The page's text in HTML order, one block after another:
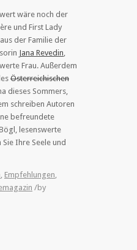
wäre noch der
und First Lady
der Familie der
Jana Revedin
Frau. Außerdem
Österreichischen
dieses Sommers,
schreiben Autoren
befreundete
lesenswerte
Ihre Seele und
Empfehlungen
/by